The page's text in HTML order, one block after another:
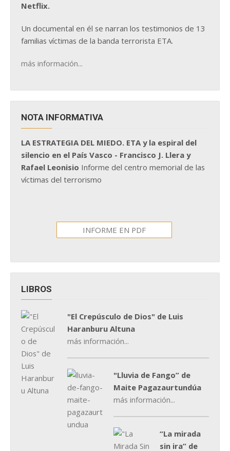
Netflix.
Un documental en él se narran los testimonios de 13
familias víctimas de la banda terrorista ETA.
más información...
NOTA INFORMATIVA
LA ESTRATEGIA DEL MIEDO. ETA y la espiral del
silencio en el País Vasco - Francisco J. Llera y
Rafael Leonisio Informe del centro memorial de las
víctimas del terrorismo
INFORME EN PDF
LIBROS
"El Crepúsculo de Dios" de Luis
Haranburu Altuna
más información...
"Lluvia de Fango” de
Maite Pagazaurtundúa
más información...
“La mirada
sin ira” de